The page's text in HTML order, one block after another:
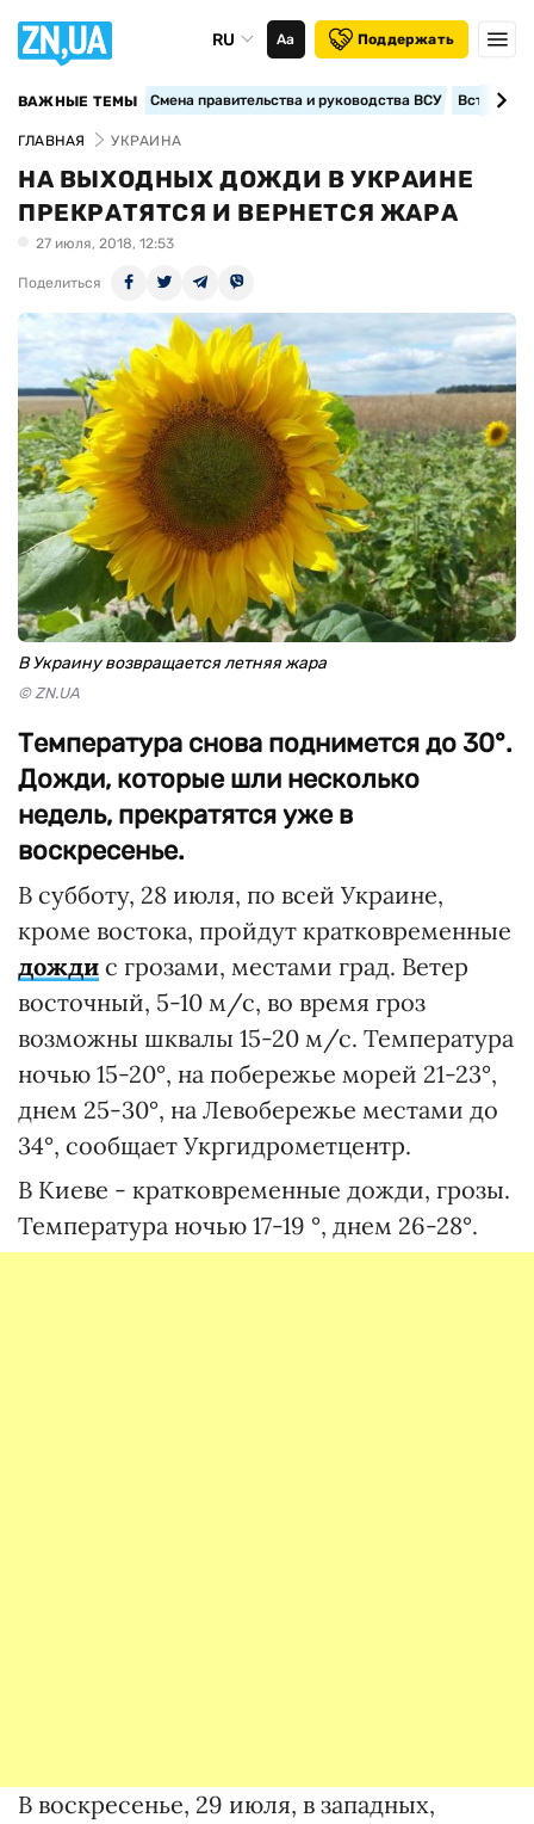
RU Аа Поддержать
ВАЖНЫЕ ТЕМЫ Смена правительства и руководства ВСУ
ГЛАВНАЯ УКРАИНА
НА ВЫХОДНЫХ ДОЖДИ В УКРАИНЕ
ПРЕКРАТЯТСЯ И ВЕРНЕТСЯ ЖАРА
27 июля, 2018, 12:53
Поделиться
В Украину возвращается летняя жара
© ZN.UA
Температура снова поднимется до 30°.
Дожди, которые шли несколько
недель, прекратятся уже в
воскресенье.
В субботу, 28 июля, по всей Украине,
кроме востока, пройдут кратковременные
дожди с грозами, местами град. Ветер
восточный, 5-10 м/с, во время гроз
возможны шквалы 15-20 м/с. Температура
ночью 15-20°, на побережье морей 21-23°,
днем 25-30°, на Левобережье местами до
34°, сообщает Укргидрометцентр.
В Киеве - кратковременные дожди, грозы.
Температура ночью 17-19 °, днем 26-28°.
В воскресенье, 29 июля, в западных,